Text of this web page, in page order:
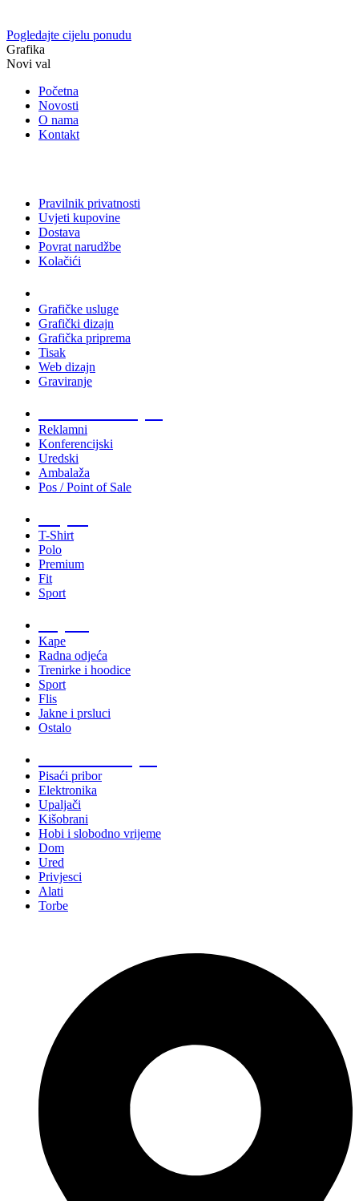
Pogledajte cijelu ponudu
Grafika
Novi val
Početna
Novosti
O nama
Kontakt
Pravilnik privatnosti
Uvjeti kupovine
Dostava
Povrat narudžbe
Kolačići
Grafičke usluge
Grafički dizajn
Grafička priprema
Tisak
Web dizajn
Graviranje
Reklamni
Konferencijski
Uredski
Ambalaža
Pos / Point of Sale
T-Shirt
Polo
Premium
Fit
Sport
Kape
Radna odjeća
Trenirke i hoodice
Sport
Flis
Jakne i prsluci
Ostalo
Pisaći pribor
Elektronika
Upaljači
Kišobrani
Hobi i slobodno vrijeme
Dom
Ured
Privjesci
Alati
Torbe